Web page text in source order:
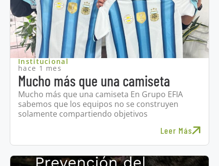
Institucional
hace 1 mes
Mucho más que una camiseta
Mucho más que una camiseta En Grupo EFIA
sabemos que los equipos no se construyen
solamente compartiendo objetivos
Leer Más